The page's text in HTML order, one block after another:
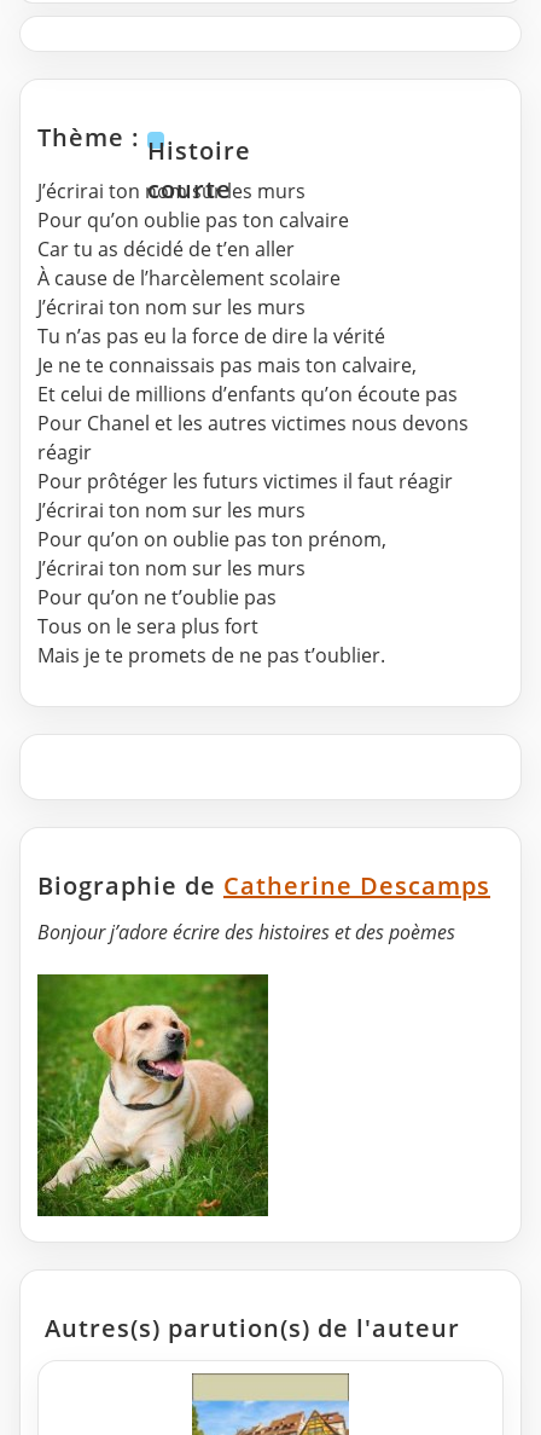
Thème : Histoire
courte
J’écrirai ton nom sur les murs
Pour qu’on oublie pas ton calvaire
Car tu as décidé de t’en aller
À cause de l’harcèlement scolaire
J’écrirai ton nom sur les murs
Tu n’as pas eu la force de dire la vérité
Je ne te connaissais pas mais ton calvaire,
Et celui de millions d’enfants qu’on écoute pas
Pour Chanel et les autres victimes nous devons
réagir
Pour prôtéger les futurs victimes il faut réagir
J’écrirai ton nom sur les murs
Pour qu’on on oublie pas ton prénom,
J’écrirai ton nom sur les murs
Pour qu’on ne t’oublie pas
Tous on le sera plus fort
Mais je te promets de ne pas t’oublier.
Biographie de Catherine Descamps
Bonjour j’adore écrire des histoires et des poèmes
Autres(s) parution(s) de l'auteur